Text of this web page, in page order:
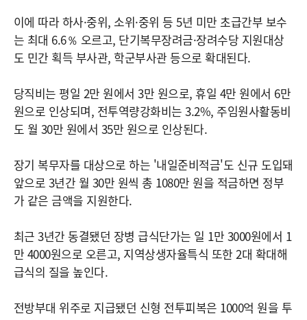
이에 따라 하사·중위, 소위·중위 등 5년 미만 초급간부 보수
는 최대 6.6％ 오르고, 단기복무장려금·장려수당 지원대상
도 민간 획득 부사관, 학군부사관 등으로 확대된다.
당직비는 평일 2만 원에서 3만 원으로, 휴일 4만 원에서 6만
원으로 인상되며, 전투역량강화비는 3.2%, 주임원사활동비
도 월 30만 원에서 35만 원으로 인상된다.
장기 복무자를 대상으로 하는 '내일준비적금'도 신규 도입돼
앞으로 3년간 월 30만 원씩 총 1080만 원을 적금하면 정부
가 같은 금액을 지원한다.
최근 3년간 동결됐던 장병 급식단가는 일 1만 3000원에서 1
만 4000원으로 오른고, 지역상생자율특식 또한 2대 확대해
급식의 질을 높인다.
전방부대 위주로 지급됐던 신형 전투피복은 1000억 원을 투